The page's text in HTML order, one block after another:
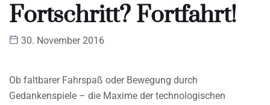
Fortschritt? Fortfahrt!
30. November 2016
Ob faltbarer Fahrspaß oder Bewegung durch
Gedankenspiele – die Maxime der technologischen